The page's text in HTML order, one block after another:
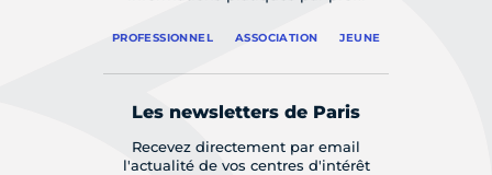
PROFESSIONNEL ASSOCIATION JEUNE
Les newsletters de Paris
Recevez directement par email
l'actualité de vos centres d'intérêt